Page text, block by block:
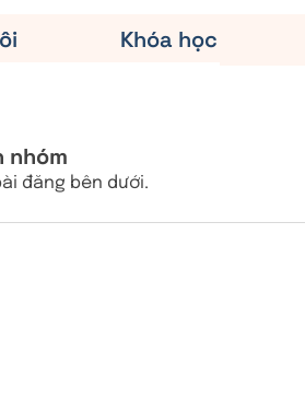
Khóa học
nhóm
đăng bên dưới.